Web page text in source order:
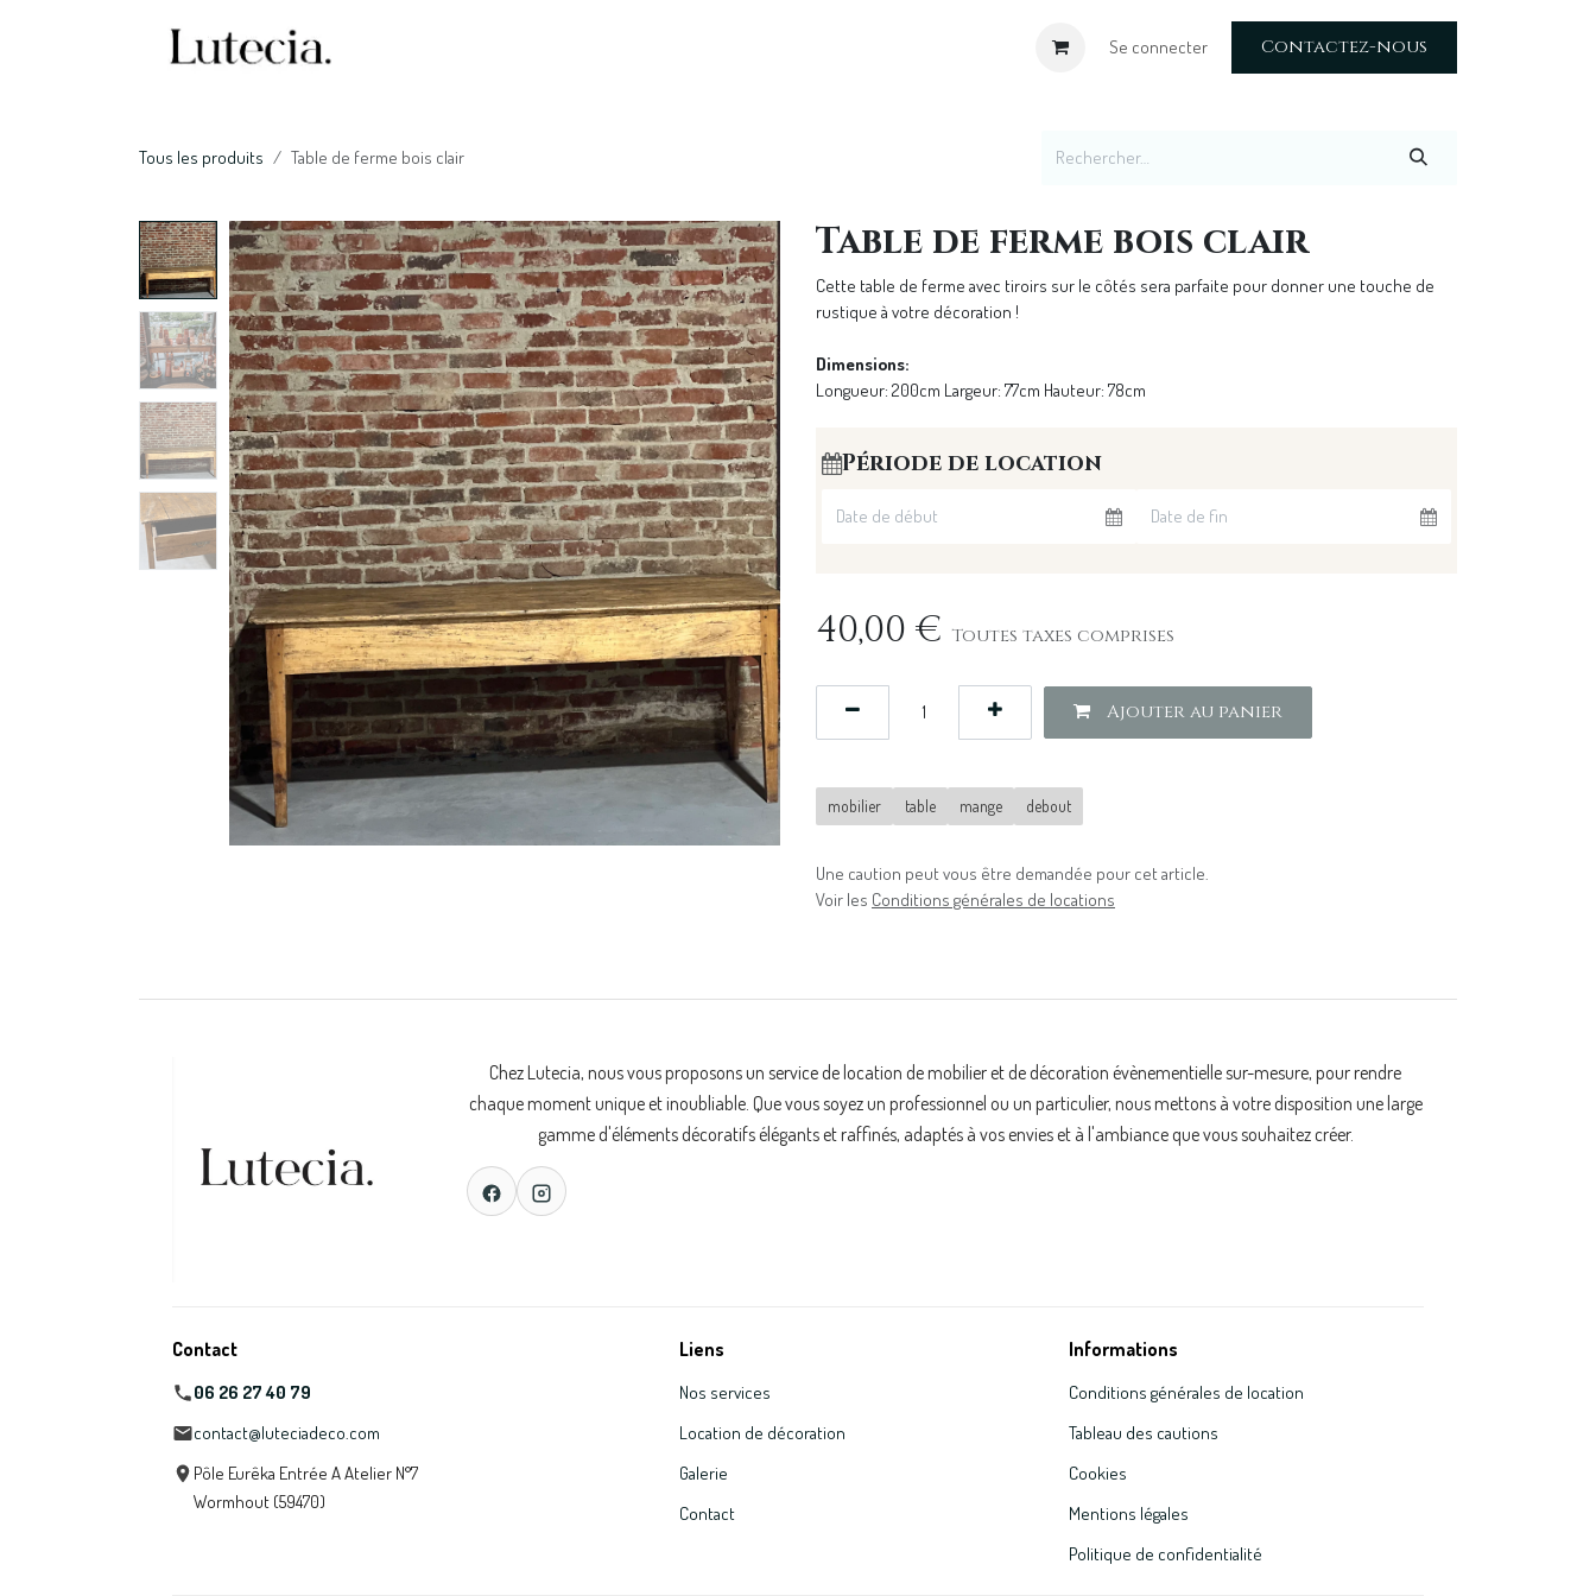
Se connecter Contactez-nous
Tous les produits Table de ferme bois clair
Table de ferme bois clair
Cette table de ferme avec tiroirs sur le côtés sera parfaite pour donner une touche de
rustique à votre décoration !
Dimensions:
Longueur: 200cm Largeur: 77cm Hauteur: 78cm
Période de location
40,00 € Toutes taxes comprises
Ajouter au panier
mobilier table mange debout
Une caution peut vous être demandée pour cet article.
Voir les Conditions générales de locations
Chez Lutecia, nous vous proposons un service de location de mobilier et de décoration évènementielle sur-mesure, pour rendre
chaque moment unique et inoubliable. Que vous soyez un professionnel ou un particulier, nous mettons à votre disposition une large
gamme d'éléments décoratifs élégants et raffinés, adaptés à vos envies et à l'ambiance que vous souhaitez créer.
Contact
06 26 27 40 79
contact@luteciadeco.com
Pôle Eurêka Entrée A Atelier N°7
Wormhout (59470)
Liens
Nos services
Location de décoration
Galerie
Contact
Informations
Conditions générales de location
Tableau des cautions
Cookies
Mentions légales
Politique de confidentialité